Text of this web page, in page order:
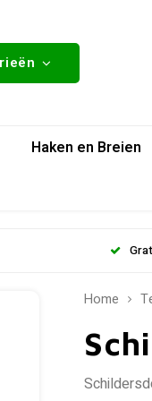
Haken en Breien
Home